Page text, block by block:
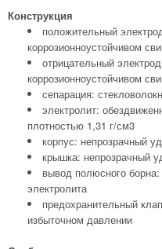
Конструкция
положительный
коррозионноустойчивом
отрицательный
коррозионноустойчивом
сепарация:
электролит:
плотностью 1,31 г/см3
корпус: непрозрачный
крышка: непрозрачный
вывод полюсного
электролита
предохранительный
избыточном давлении